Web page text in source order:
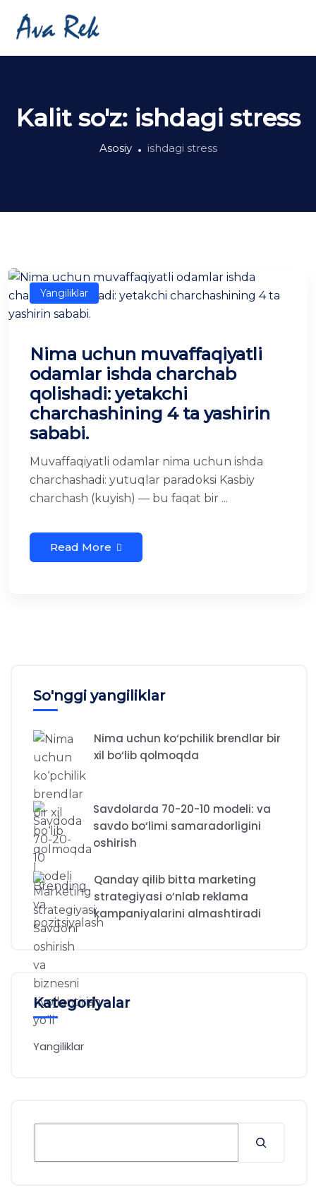
Kalit so'z: ishdagi stress
Asosiy ishdagi stress
Yangiliklar
Nima uchun muvaffaqiyatli
odamlar ishda charchab
qolishadi: yetakchi
charchashining 4 ta yashirin
sababi.
Muvaffaqiyatli odamlar nima uchun ishda
charchashadi: yutuqlar paradoksi Kasbiy
charchash (kuyish) — bu faqat bir ...
Read More
So'nggi yangiliklar
Nima uchun ko‘pchilik brendlar bir
xil bo‘lib qolmoqda
Savdolarda 70-20-10 modeli: va
savdo bo‘limi samaradorligini
oshirish
Qanday qilib bitta marketing
strategiyasi o’nlab reklama
kampaniyalarini almashtiradi
Kategoriyalar
Yangiliklar